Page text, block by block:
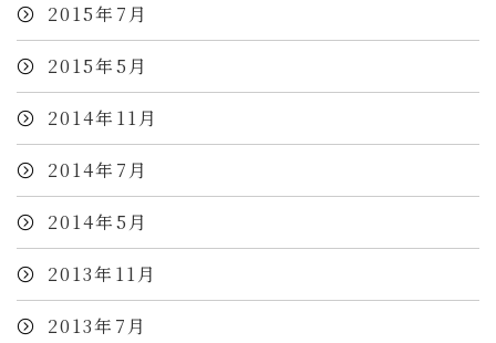
2015年7月
2015年5月
2014年11月
2014年7月
2014年5月
2013年11月
2013年7月